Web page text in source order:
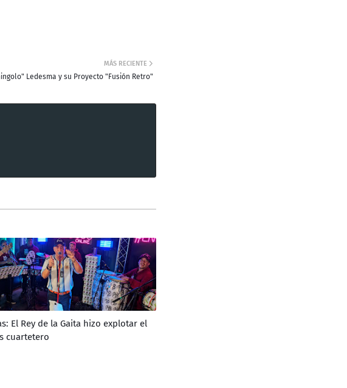
MÁS RECIENTE
Ledesma y su Proyecto "Fusión Retro"
El Rey de la Gaita hizo explotar el
cuartetero